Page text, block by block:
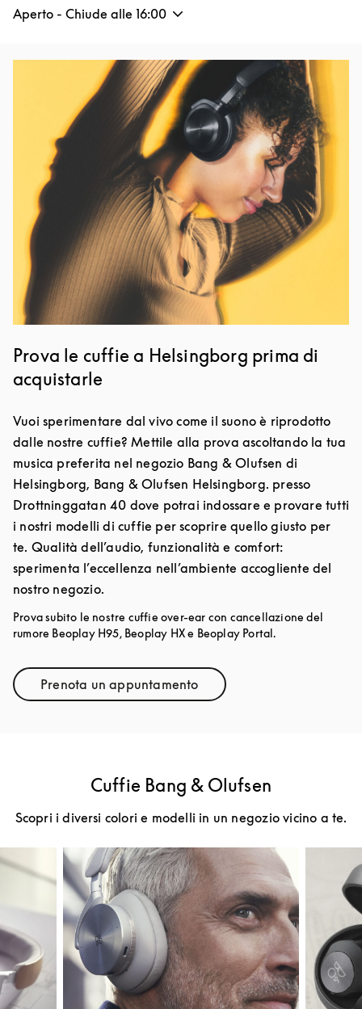
Aperto - Chiude alle 16:00
Immagine evento
Prova le cuffie a Helsingborg prima di
acquistarle
Vuoi sperimentare dal vivo come il suono è riprodotto
dalle nostre cuffie? Mettile alla prova ascoltando la tua
musica preferita nel negozio Bang & Olufsen di
Helsingborg, Bang & Olufsen Helsingborg. presso
Drottninggatan 40 dove potrai indossare e provare tutti
i nostri modelli di cuffie per scoprire quello giusto per
te. Qualità dell’audio, funzionalità e comfort:
sperimenta l’eccellenza nell’ambiente accogliente del
nostro negozio.
Prova subito le nostre cuffie over-ear con cancellazione del
rumore Beoplay H95, Beoplay HX e Beoplay Portal.
Prenota un appuntamento
Link Opens in New Tab
Cuffie Bang & Olufsen
Scopri i diversi colori e modelli in un negozio vicino a te.